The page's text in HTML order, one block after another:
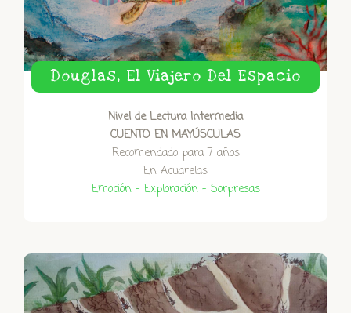
Douglas, El Viajero Del Espacio
Nivel de Lectura Intermedia
CUENTO EN MAYÚSCULAS
Recomendado para 7 años
En Acuarelas
Emoción – Exploración – Sorpresas